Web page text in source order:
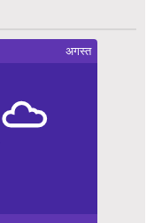
अगस्त